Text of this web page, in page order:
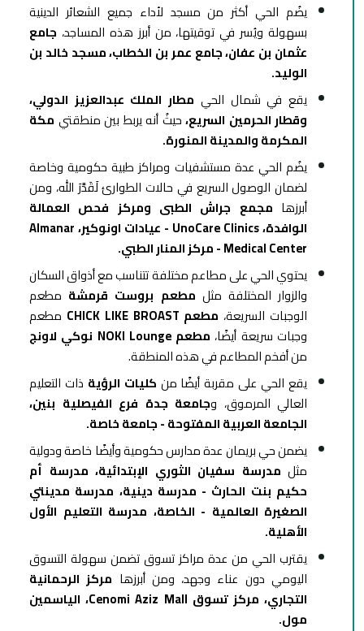
يضُم الحي أكثر من مسجد لأداء جميع الشعائر الدينية
بسهولة ويُسر في توقيتها، من أبرز هذه المساجد، جامع
عثمان بن عفان، جامع عمر بن الخطاب، مسجد خالد بن
الوليد.
يقع في شمال الحي مطار الملك عبدالعزيز الدولي،
وقطار الحرمين السريع،حيثُ أنهيربط بين منطقتي مكة
المكرمة والمدينة المنورة.
يضُم الحي عدة مستشفيات ومراكز طبية حكومية وخاصة
لضمان الوصول السريع في حالات الطوارئ لَقَدَّرَ الله، ومن
أبرزها مجمع جراش الطبى ومركز فحص العمالة
الوافدة، UnoCare Clinics - عيادات اونوكير، Almanar
Medical Center - مركز المنار الطبي.
يحتوي الحي على مطاعم مختلفة تتناسب مع أذواق السكان
والزوار المختلفة مثل مطعم بروست قرمشة مطعم
الوجبات السريعة، مطعم CHICK LIKE BROAST
مطعم
وجبات سريعة أيضًا، مطعم NOKI Lounge نوكي لاونج
من أفخم المطاعم في هذه المنطقة.
يقع الحي على مقربة أيضًا من كليات الرؤية ذات التعليم
العالي المرموق، وجامعة جدة فرع الفيصلية بنين،
الجامعة العربية المفتوحة - جامعة خاصة.
يضمن حي بريمان عدة مدارس حكومية وأيضًا خاصة ودولية
مثل مدرسة سفيان الثوري الإبتدائية، مدرسة أم
حكيم بنت الحارث - مدرسة دينية، مدرسة مدينتي
الصغيرة العالمية - الخاصة، مدرسة التعليم الأول
الأهلية.
يقترب الحي من عدة مراكز تسوق تضمن سهولة التسوق
اليومي دون عناء وجهد، ومن أبرزها مركز الرحمانية
التجاري، مركز تسوق Cenomi Aziz Mall، الياسمين
مول.